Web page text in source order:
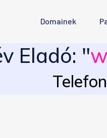
Domainek
Eladó: "